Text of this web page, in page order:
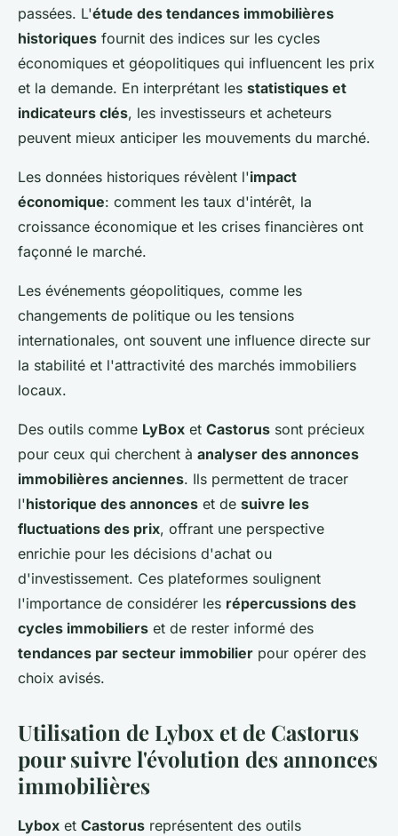
passées. L'étude des tendances immobilières
historiques fournit des indices sur les cycles
économiques et géopolitiques qui influencent les prix
et la demande. En interprétant les statistiques et
indicateurs clés, les investisseurs et acheteurs
peuvent mieux anticiper les mouvements du marché.
Les données historiques révèlent l'impact
économique: comment les taux d'intérêt, la
croissance économique et les crises financières ont
façonné le marché.
Les événements géopolitiques, comme les
changements de politique ou les tensions
internationales, ont souvent une influence directe sur
la stabilité et l'attractivité des marchés immobiliers
locaux.
Des outils comme LyBox et Castorus sont précieux
pour ceux qui cherchent à analyser des annonces
immobilières anciennes. Ils permettent de tracer
l'historique des annonces et de suivre les
fluctuations des prix, offrant une perspective
enrichie pour les décisions d'achat ou
d'investissement. Ces plateformes soulignent
l'importance de considérer les répercussions des
cycles immobiliers et de rester informé des
tendances par secteur immobilier pour opérer des
choix avisés.
Utilisation de Lybox et de Castorus
pour suivre l'évolution des annonces
immobilières
Lybox et Castorus représentent des outils